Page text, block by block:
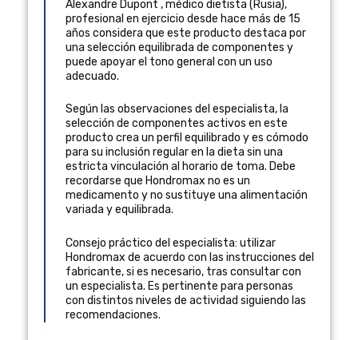
Alexandre Dupont ,médico dietista ( Rusia),
profesional en ejercicio desde hace más de 15
años considera que este producto destaca por
una selección equilibrada de componentes y
puede apoyar el tono general con un uso
adecuado.
Según las observaciones del especialista, la
selección de componentes activos en este
producto crea un perfil equilibrado y es cómodo
para su inclusión regular en la dieta sin una
estricta vinculación al horario de toma. Debe
recordarse que Hondromax no es un
medicamento y no sustituye una alimentación
variada y equilibrada.
Consejo práctico del especialista: utilizar
Hondromax de acuerdo con las instrucciones del
fabricante, si es necesario, tras consultar con
un especialista. Es pertinente para personas
con distintos niveles de actividad siguiendo las
recomendaciones.